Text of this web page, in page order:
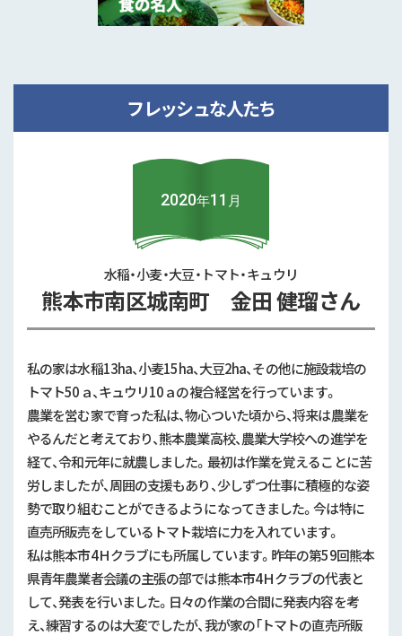
フレッシュな人たち
2020年11 月
水稲・小麦・大豆・トマト・キュウリ
熊本市南区城南町 金田 健瑠さん
私の家は水稲13ha、小麦15ha、大豆2ha、その他に施設栽培の
トマト50ａ、キュウリ10ａの複合経営を行っています。
農業を営む家で育った私は、物心ついた頃から、将来は農業を
やるんだと考えており、熊本農業高校、農業大学校への進学を
経て、令和元年に就農しました。最初は作業を覚えることに苦
労しましたが、周囲の支援もあり、少しずつ仕事に積極的な姿
勢で取り組むことができるようになってきました。今は特に
直売所販売をしているトマト栽培に力を入れています。
私は熊本市4Ｈクラブにも所属しています。昨年の第59回熊本
県青年農業者会議の主張の部では熊本市4Ｈクラブの代表と
して、発表を行いました。日々の作業の合間に発表内容を考
え、練習するのは大変でしたが、我が家の「トマトの直売所販
2026年6月
林田 直也 さん
2026年6月
スイカ・メロン
木本 圭哉 さん
一覧を見る